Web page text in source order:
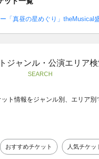
「真昼の星めぐり」theMusical
ジャンル・公演エリア
SEARCH
ト情報をジャンル別、エリア別
おすすめチケット 人気チケッ